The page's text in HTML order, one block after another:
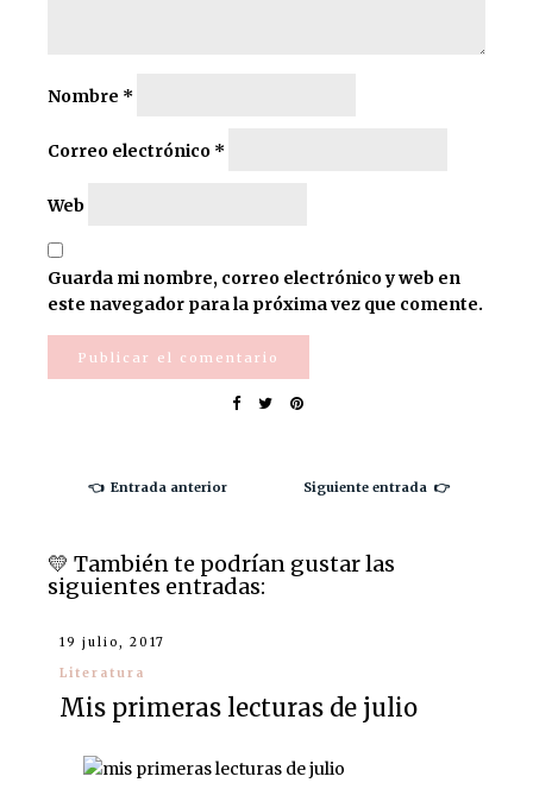
Nombre *
Correo electrónico *
Web
Guarda mi nombre, correo electrónico y web en
este navegador para la próxima vez que comente.
👈 Entrada anterior Siguiente entrada 👉
💛️ También te podrían gustar las
siguientes entradas:
19 julio, 2017
Literatura
Mis primeras lecturas de julio